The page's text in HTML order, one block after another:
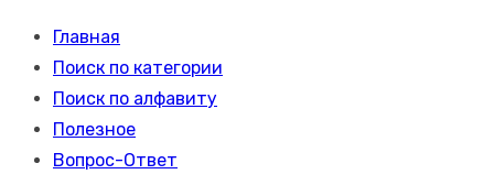
Главная
Поиск по категории
Поиск по алфавиту
Полезное
Вопрос-Ответ